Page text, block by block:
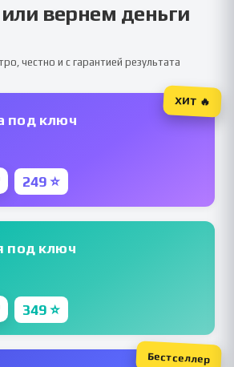
вернем деньги
честно и с гарантией результата
под ключ
249 ⭐
ХИТ 🔥
под ключ
349 ⭐
Бестселлер